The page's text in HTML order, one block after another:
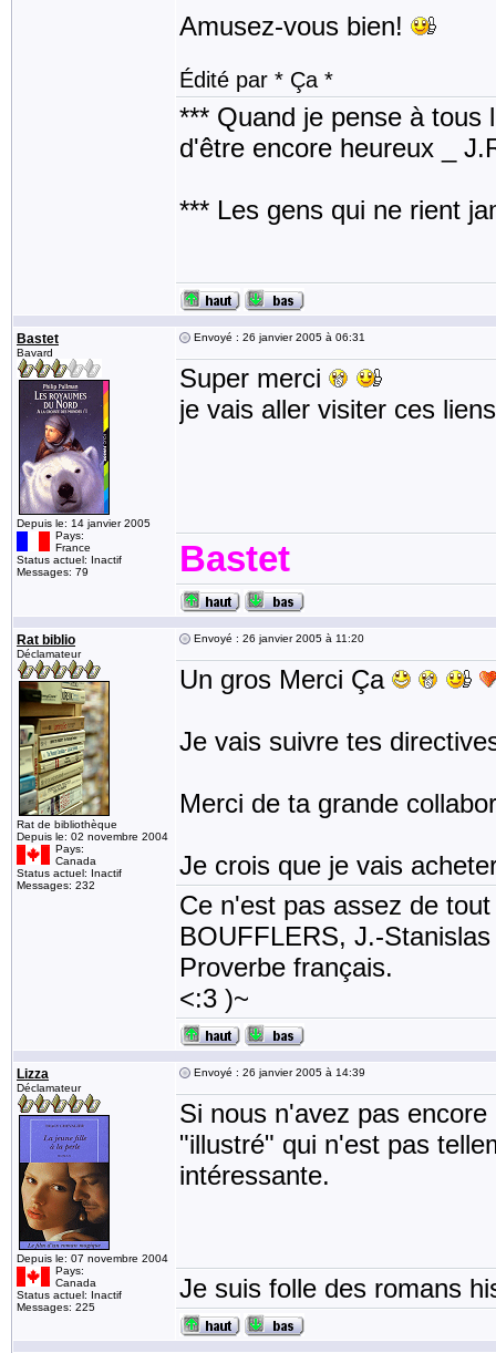
Amusez-vous bien!
Édité par * Ça *
*** Quand je pense à tous
d'être encore heureux _
*** Les gens qui ne rient
Bastet
Bavard
Depuis le: 14 janvier 2005
Pays:
France
Status actuel: Inactif
Messages: 79
Envoyé : 26 janvier 2005 à 06:31
Super merci
je vais aller visiter ces
Bastet
Rat biblio
Déclamateur
Rat de bibliothèque
Depuis le: 02 novembre 2004
Pays:
Canada
Status actuel: Inactif
Messages: 232
Envoyé : 26 janvier 2005 à 11:20
Un gros Merci Ça
Je vais suivre tes
Merci de ta grande
Je crois que je vais
Ce n'est pas assez de
BOUFFLERS, J.-
Proverbe français.
<:3 )~
Lizza
Déclamateur
Depuis le: 07 novembre 2004
Pays:
Canada
Status actuel: Inactif
Messages: 225
Envoyé : 26 janvier 2005 à 14:39
Si nous n'avez pas
"illustré" qui n'est pas
intéressante.
Je suis folle des romans